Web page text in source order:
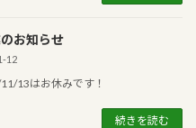
お知らせ
12
13はお休みです！
続きを読む